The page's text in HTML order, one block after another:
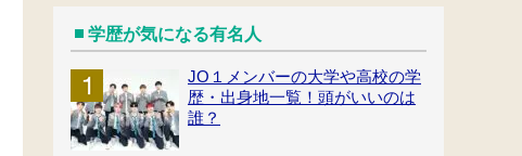
学歴が気になる有名人
JO１メンバーの大学や高校の学
歴・出身地一覧！頭がいいのは
誰？